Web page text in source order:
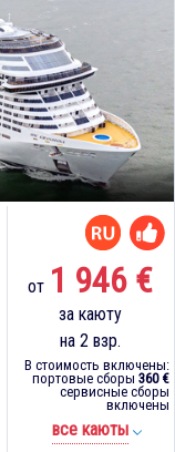
от 1 946 €
за каюту
на 2 взр.
В стоимость включены:
портовые сборы 360 €
сервисные сборы
включены
все каюты